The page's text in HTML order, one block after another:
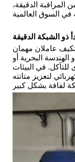
السلسلة من المراقبة الدقيقة،
عاملان مهمان
الهندسة البحرية أو
304 أو 316 أو أعلى لضمان مقاومة أقوى للتآكل. في البيئات
لتعزيز متانته